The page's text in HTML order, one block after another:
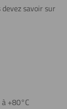
savoir sur
+80°C